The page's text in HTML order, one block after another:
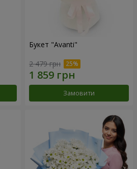
Букет "Avanti"
2 479 грн
Замовити